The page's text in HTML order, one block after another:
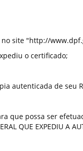
no site "http://
o certificado;
autenticada de seu
que possa ser
QUE EXPEDIU A